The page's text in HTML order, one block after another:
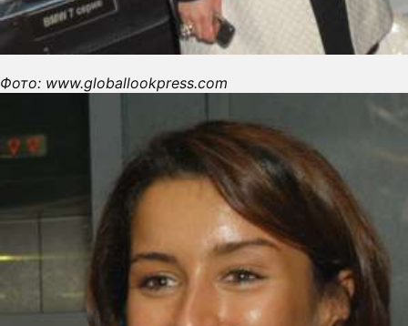
Фото: www.globallookpress.com